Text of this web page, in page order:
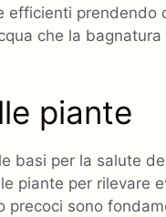
efficienti prendendo
che la
piante
basi per la salute
piante per rilevare
sono